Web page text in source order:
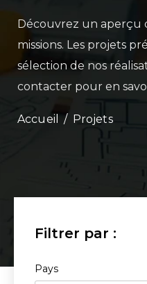
Découvrez un aperçu
missions. Les projets
sélection de nos
contacter pour en
/ Projets
Pays